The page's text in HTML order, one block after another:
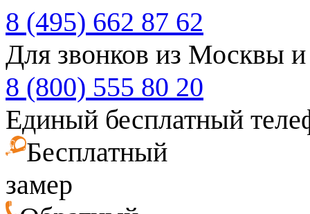
8 (495) 662 87 62
Для звонков из Москвы
8 (800) 555 80 20
Единый бесплатный
Бесплатный
замер